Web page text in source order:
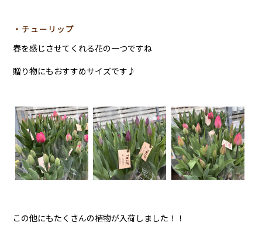
・チューリップ
春を感じさせてくれる花の一つですね
贈り物にもおすすめサイズです♪
この他にもたくさんの植物が入荷しました！！